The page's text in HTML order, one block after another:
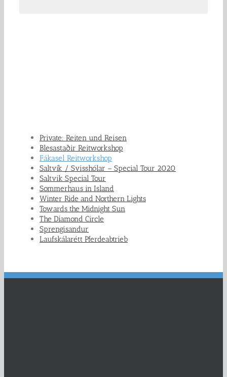
Private: Reiten und Reisen
Blesastaðir Reitworkshop
Fákasel Reitworkshop
Saltvík / Svisshólar – Special Tour 2020
Saltvik Special Tour
Sommerhaus in Island
Winter Ride and Northern Lights
Towards the Midnight Sun
The Diamond Circle
Sprengisandur
Laufskálarétt Pferdeabtrieb